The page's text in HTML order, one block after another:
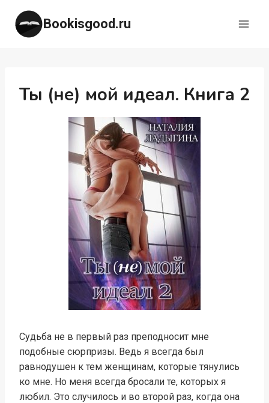
Перейти
содержимому
Bookisgood.ru
Ты (не) мой идеал. Книга 2
Судьба не в первый раз преподносит мне
подобные сюрпризы. Ведь я всегда был
равнодушен к тем женщинам, которые тянулись
ко мне. Но меня всегда бросали те, которых я
любил. Это случилось и во второй раз, когда она